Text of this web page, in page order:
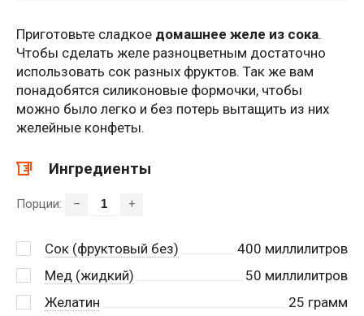
Приготовьте сладкое домашнее желе из сока.
Чтобы сделать желе разноцветным достаточно
использовать сок разных фруктов. Так же вам
понадобятся силиконовые формочки, чтобы
можно было легко и без потерь вытащить из них
желейные конфеты.
Ингредиенты
Порции: – +
Сок (фруктовый без) 400 миллилитров
Мед (жидкий)
50 миллилитров
Желатин
25 грамм